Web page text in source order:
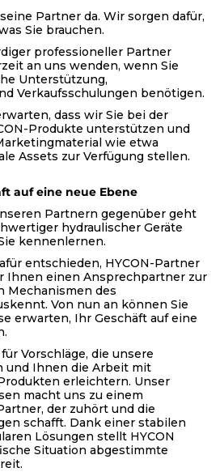
Partner da. Wir sorgen dafür,
Sie brauchen.
professioneller Partner
an uns wenden, wenn Sie
Unterstützung,
Verkaufsschulungen benötigen.
dass wir Sie bei der
Produkte unterstützen und
wie etwa
Assets zur Verfügung stellen.
auf eine neue Ebene
Partnern gegenüber geht
hydraulischer Geräte
kennenlernen.
entschieden, HYCON-Partner
Ihnen einen Ansprechpartner zur
Mechanismen des
Von nun an können Sie
erwarten, Ihr Geschäft auf eine
Vorschläge, die unsere
und Ihnen die Arbeit mit
erleichtern. Unser
macht uns zu einem
der zuhört und die
schafft. Dank einer stabilen
Lösungen stellt HYCON
Situation abgestimmte